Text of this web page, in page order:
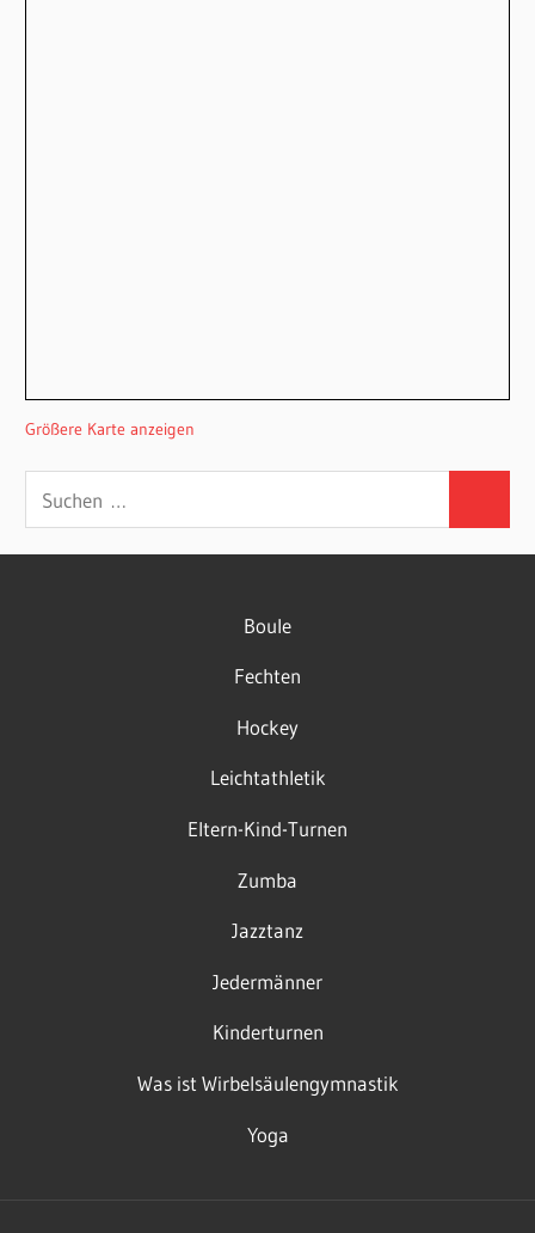
Größere Karte anzeigen
nach:
Boule
Fechten
Hockey
Leichtathletik
Eltern-Kind-Turnen
Zumba
Jazztanz
Jedermänner
Kinderturnen
Was ist Wirbelsäulengymnastik
Yoga